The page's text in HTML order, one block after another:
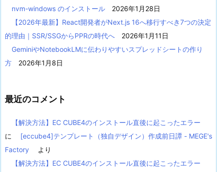
nvm-windows のインストール
2026年1月28日
【2026年最新】React開発者がNext.js 16へ移行すべき7つの決定
的理由｜SSR/SSGからPPRの時代へ
2026年1月11日
GeminiやNotebookLMに伝わりやすいスプレッドシートの作り
方
2026年1月8日
最近のコメント
【解決方法】EC CUBE4のインストール直後に起こったエラー
に
[eccube4]テンプレート（独自デザイン）作成前日譚 - MEGE's
Factory
より
【解決方法】EC CUBE4のインストール直後に起こったエラー